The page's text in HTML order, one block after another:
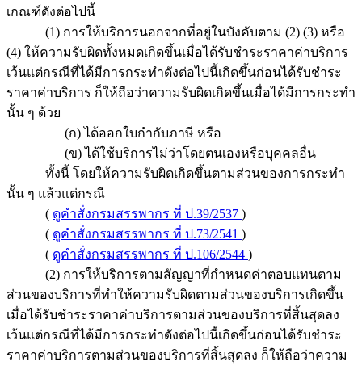
เกณฑ์ดังต่อไปนี้
(1) การให้บริการนอกจากที่อยู่ในบังคับตาม (2) (3) หรือ
(4) ให้ความรับผิดทั้งหมดเกิดขึ้นเมื่อได้รับชำระราคาค่าบริการ
เว้นแต่กรณีที่ได้มีการกระทำดังต่อไปนี้เกิดขึ้นก่อนได้รับชำระ
ราคาค่าบริการ ก็ให้ถือว่าความรับผิดเกิดขึ้นเมื่อได้มีการกระทำ
นั้น ๆ ด้วย
(ก) ได้ออกใบกำกับภาษี หรือ
(ข) ได้ใช้บริการไม่ว่าโดยตนเองหรือบุคคลอื่น
ทั้งนี้ โดยให้ความรับผิดเกิดขึ้นตามส่วนของการกระทำ
นั้น ๆ แล้วแต่กรณี
( ดูคำสั่งกรมสรรพากร ที่ ป.39/2537 )
( ดูคำสั่งกรมสรรพากร ที่ ป.73/2541 )
( ดูคำสั่งกรมสรรพากร ที่ ป.106/2544 )
(2) การให้บริการตามสัญญาที่กำหนดค่าตอบแทนตาม
ส่วนของบริการที่ทำให้ความรับผิดตามส่วนของบริการเกิดขึ้น
เมื่อได้รับชำระราคาค่าบริการตามส่วนของบริการที่สิ้นสุดลง
เว้นแต่กรณีที่ได้มีการกระทำดังต่อไปนี้เกิดขึ้นก่อนได้รับชำระ
ราคาค่าบริการตามส่วนของบริการที่สิ้นสุดลง ก็ให้ถือว่าความ